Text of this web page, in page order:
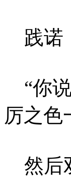
践诺
“你说
厉之色
然后